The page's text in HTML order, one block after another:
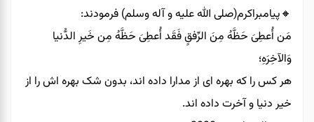
🔸️پیامبراکرم(صلی الله علیه و آله وسلم) فرمودند:
مَن أُعطِیَ حَظَّهُ مِنَ الرِّفقٍ فَقَد أُعطِیَ حَظَّهُ مِن خَیرِ الدُّنیا
وَالآخِرَهِ؛
هر کس را که بهره ای از مدارا داده اند، بدون شک بهره اش را از
خیر دنیا و آخرت داده اند.